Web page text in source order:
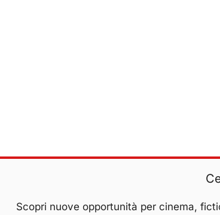
Scopri nuove opportunità per cinema,